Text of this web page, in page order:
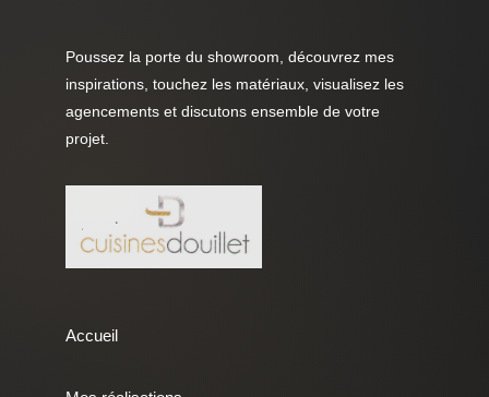
Poussez la porte du showroom, découvrez mes
inspirations, touchez les matériaux, visualisez les
agencements et discutons ensemble de votre
projet.
Accueil